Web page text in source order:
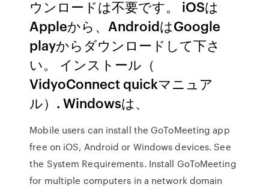
ウンロードは不要です。 iOSは
Appleから、AndroidはGoogle
playからダウンロードして下さ
い。 インストール（
VidyoConnect quickマニュア
ル）. Windowsは、
Mobile users can install the GoToMeeting app
free on iOS, Android or Windows devices. See
the System Requirements. Install GoToMeeting
for multiple computers in a network domain